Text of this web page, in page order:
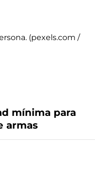
mínima para
armas